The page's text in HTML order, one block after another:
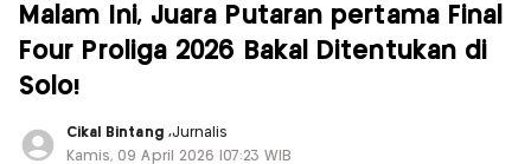
Malam Ini, Juara Putaran pertama Final
Four Proliga 2026 Bakal Ditentukan di
Solo!
Cikal Bintang ,Jurnalis
Kamis, 09 April 2026 |07:23 WIB